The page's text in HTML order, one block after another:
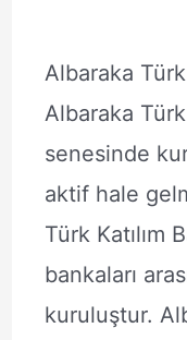
Albaraka
Albaraka Türk
senesinde
aktif hale
Türk Katılım
bankaları
kuruluştur.